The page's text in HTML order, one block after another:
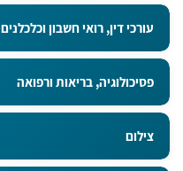
עורכי דין, רואי חשבון וכלכלנים
פסיכולוגיה, בריאות ורפואה
צילום